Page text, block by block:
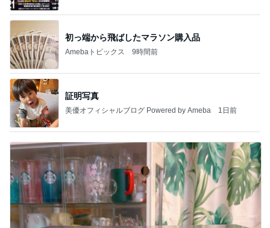
初っ端から飛ばしたマラソン購入品
Amebaトピックス 9時間前
証明写真
美優オフィシャルブログ Powered by Ameba 1日前